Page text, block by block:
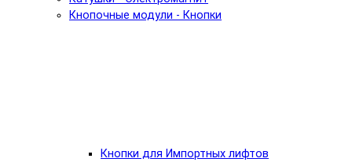
Кнопочные модули - Кнопки
Кнопки для Импортных лифтов